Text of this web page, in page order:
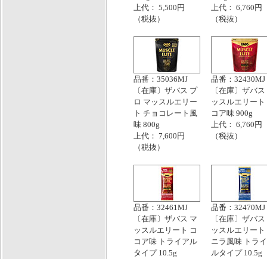
上代： 5,500円
（税抜）
上代： 6,760円
（税抜）
品番：35036MJ
〔在庫〕ザバス プ
ロ マッスルエリー
ト チョコレート風
味 800g
上代： 7,600円
（税抜）
品番：32430MJ
〔在庫〕ザバ
ッスルエリート
コア味 900g
上代： 6,760円
（税抜）
品番：32461MJ
〔在庫〕ザバス マ
ッスルエリート コ
コア味 トライアル
タイプ 10.5g
品番：32470MJ
〔在庫〕ザバ
ッスルエリート
ニラ風味 トラ
ルタイプ 10.5g